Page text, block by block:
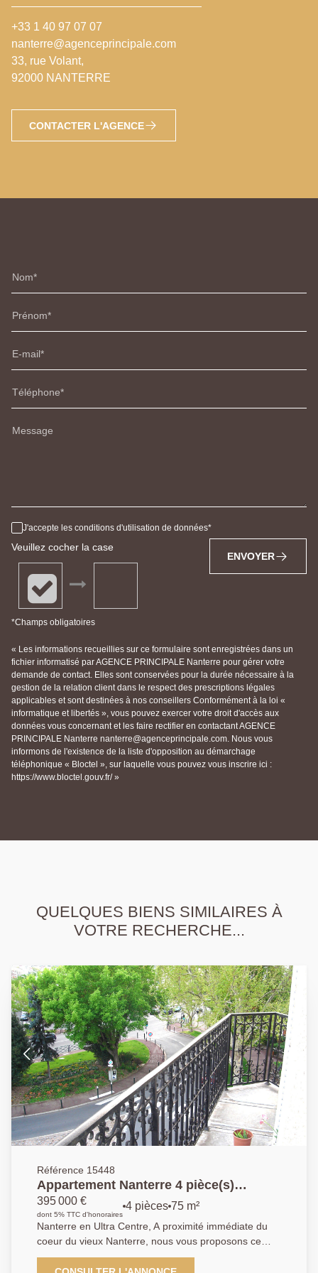
+33 1 40 97 07 07
nanterre@agenceprincipale.com
33, rue Volant,
92000 NANTERRE
CONTACTER L'AGENCE
Nom
Prénom
E-mail
Téléphone
Message
J'accepte les conditions d'utilisation de données
Veuillez cocher la case
*Champs obligatoires
ENVOYER
« Les informations recueillies sur ce formulaire sont enregistrées dans un
fichier informatisé par AGENCE PRINCIPALE Nanterre pour gérer votre
demande de contact. Elles sont conservées pour la durée nécessaire à la
gestion de la relation client dans le respect des prescriptions légales
applicables et sont destinées à nos conseillers Conformément à la loi «
informatique et libertés », vous pouvez exercer votre droit d'accès aux
données vous concernant et les faire rectifier en contactant AGENCE
PRINCIPALE Nanterre nanterre@agenceprincipale.com. Nous vous
informons de l'existence de la liste d'opposition au démarchage
téléphonique « Bloctel », sur laquelle vous pouvez vous inscrire ici :
https://www.bloctel.gouv.fr/ »
QUELQUES BIENS SIMILAIRES À
VOTRE RECHERCHE...
Référence 15448
Appartement Nanterre 4 pièce(s)
75.64m²
395 000 €
dont 5% TTC d'honoraires
4 pièces 75 m²
Nanterre en Ultra Centre, A proximité immédiate du
coeur du vieux Nanterre, nous vous proposons ce
duplex de charme de 99 m² de surface au sol